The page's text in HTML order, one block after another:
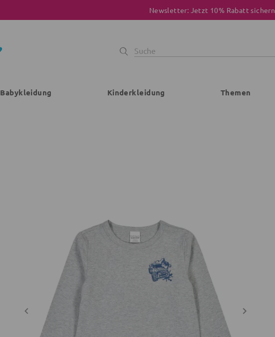
Newsletter: Jetzt 10% Rabatt sichern
Babykleidung Kinderkleidung Themen